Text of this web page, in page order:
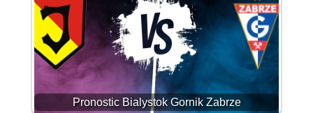
Pronostic Bialystok Gornik Zabrze